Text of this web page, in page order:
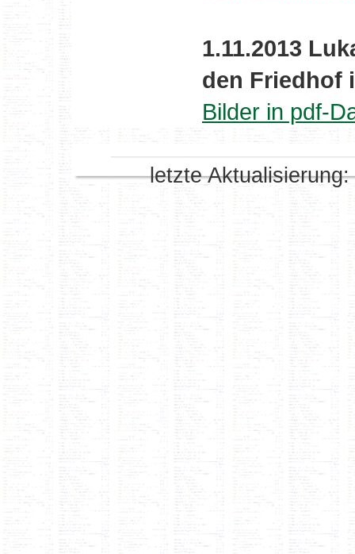
1.11.2013
den Friedhof
Bilder in pdf-
letzte